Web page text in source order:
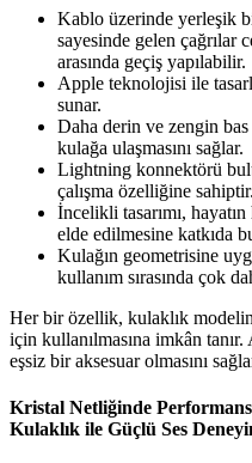
Kablo üzerinde yerleşik
sayesinde gelen çağrılar
arasında geçiş yapılabilir.
Apple teknolojisi ile
sunar.
Daha derin ve zengin
kulağa ulaşmasını sağlar.
Lightning konnektörü
çalışma özelliğine sahiptir.
İncelikli tasarımı,
elde edilmesine katkıda
Kulağın geometrisine
kullanım sırasında çok
Her bir özellik, kulaklık
için kullanılmasına imkân
eşsiz bir aksesuar olmasını
Kristal Netliğinde
Kulaklık ile Güçlü Ses